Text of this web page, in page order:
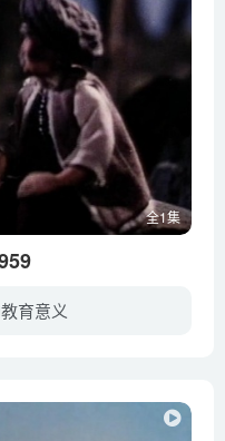
全1集
育意义